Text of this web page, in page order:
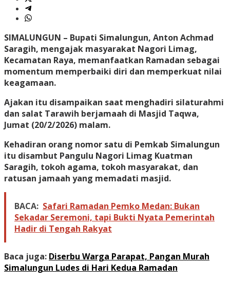
SIMALUNGUN – Bupati Simalungun, Anton Achmad
Saragih, mengajak masyarakat Nagori Limag,
Kecamatan Raya, memanfaatkan Ramadan sebagai
momentum memperbaiki diri dan memperkuat nilai
keagamaan.
Ajakan itu disampaikan saat menghadiri silaturahmi
dan salat Tarawih berjamaah di Masjid Taqwa,
Jumat (20/2/2026) malam.
Kehadiran orang nomor satu di Pemkab Simalungun
itu disambut Pangulu Nagori Limag Kuatman
Saragih, tokoh agama, tokoh masyarakat, dan
ratusan jamaah yang memadati masjid.
BACA: Safari Ramadan Pemko Medan: Bukan
Sekadar Seremoni, tapi Bukti Nyata Pemerintah
Hadir di Tengah Rakyat
Baca juga: Diserbu Warga Parapat, Pangan Murah
Simalungun Ludes di Hari Kedua Ramadan